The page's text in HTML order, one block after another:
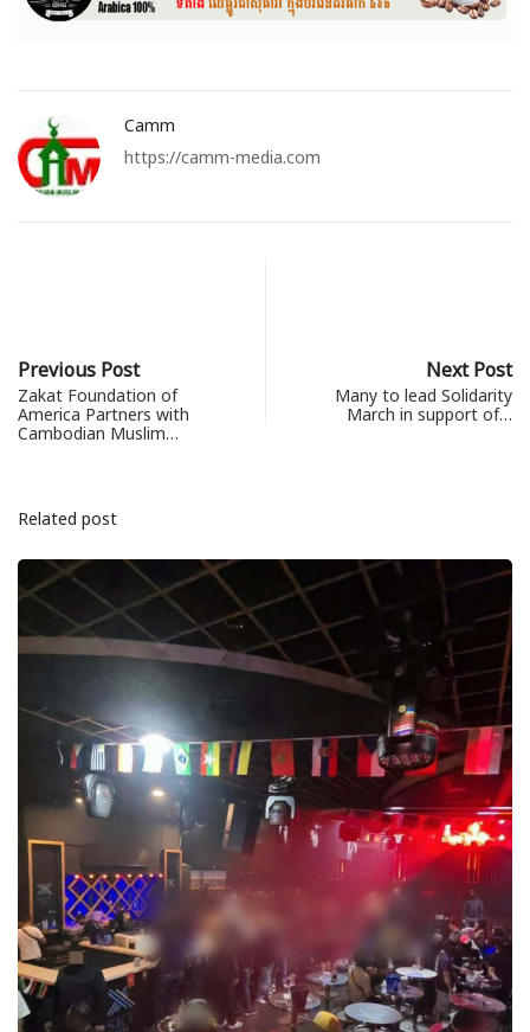
Camm
https://camm-media.com
Previous Post
Zakat Foundation of
America Partners with
Cambodian Muslim…
Next Post
Many to lead Solidarity
March in support of…
Related post